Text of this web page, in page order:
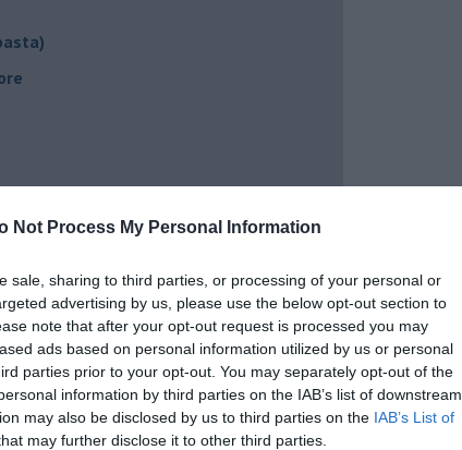
Not Process My Personal Information
sale, sharing to third parties, or processing of your personal or
advertising by us, please use the below opt-out section to
note that after your opt-out request is processed you may
ads based on personal information utilized by us or personal
parties prior to your opt-out. You may separately opt-out of the
information by third parties on the IAB’s list of downstream
may also be disclosed by us to third parties on the IAB’s List of
may further disclose it to other third parties.